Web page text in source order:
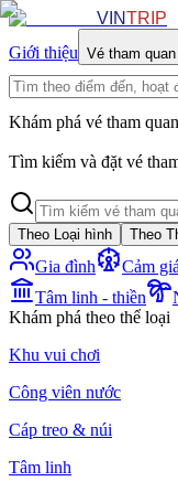
VINTRIP
Giới thiệu Vé tham quan
Khám phá vé tham quan
Tìm kiếm và đặt vé
Theo Loại hình Theo
Gia đình Cảm
Tâm linh - thiền
Khám phá theo thể loại
Khu vui chơi
Công viên nước
Cáp treo & núi
Tâm linh